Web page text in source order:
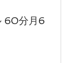
60分月6